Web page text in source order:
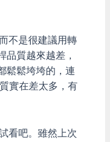
不是很建議用轉
品質越來越差，
鬆鬆垮垮的，連
實在差太多，有
看吧。雖然上次